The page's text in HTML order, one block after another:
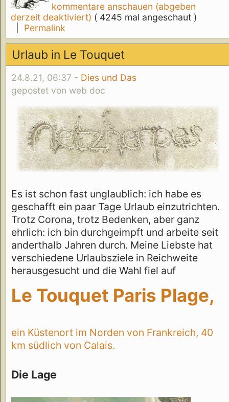
kommentare anschauen (abgeben
derzeit deaktiviert) ( 4245 mal angeschaut )
Permalink
Urlaub in Le Touquet
24.8.21, 06:37 - Dies und Das
gepostet von web doc
Es ist schon fast unglaublich: ich habe es
geschafft ein paar Tage Urlaub einzutrichten.
Trotz Corona, trotz Bedenken, aber ganz
ehrlich: ich bin durchgeimpft und arbeite seit
anderthalb Jahren durch. Meine Liebste hat
verschiedene Urlaubsziele in Reichweite
herausgesucht und die Wahl fiel auf
Le Touquet Paris Plage,
ein Küstenort im Norden von Frankreich, 40
km südlich von Calais.
Die Lage